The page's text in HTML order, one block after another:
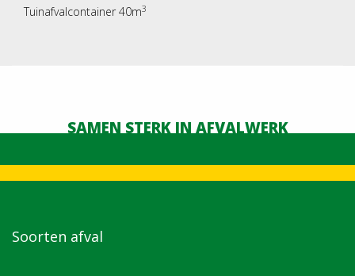
Tuinafvalcontainer 40m3
SAMEN STERK IN AFVALWERK
Soorten afval